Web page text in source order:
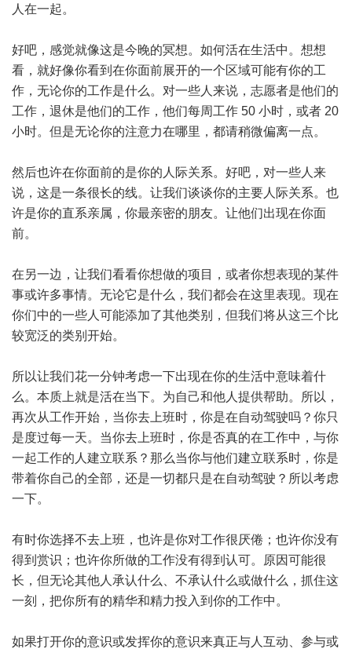
人在一起。
好吧，感觉就像这是今晚的冥想。如何活在生活中。想想
看，就好像你看到在你面前展开的一个区域可能有你的工
作，无论你的工作是什么。对一些人来说，志愿者是他们的
工作，退休是他们的工作，他们每周工作 50 小时，或者 20
小时。但是无论你的注意力在哪里，都请稍微偏离一点。
然后也许在你面前的是你的人际关系。好吧，对一些人来
说，这是一条很长的线。让我们谈谈你的主要人际关系。也
许是你的直系亲属，你最亲密的朋友。让他们出现在你面
前。
在另一边，让我们看看你想做的项目，或者你想表现的某件
事或许多事情。无论它是什么，我们都会在这里表现。现在
你们中的一些人可能添加了其他类别，但我们将从这三个比
较宽泛的类别开始。
所以让我们花一分钟考虑一下出现在你的生活中意味着什
么。本质上就是活在当下。为自己和他人提供帮助。所以，
再次从工作开始，当你去上班时，你是在自动驾驶吗？你只
是度过每一天。当你去上班时，你是否真的在工作中，与你
一起工作的人建立联系？那么当你与他们建立联系时，你是
带着你自己的全部，还是一切都只是在自动驾驶？所以考虑
一下。
有时你选择不去上班，也许是你对工作很厌倦；也许你没有
得到赏识；也许你所做的工作没有得到认可。原因可能很
长，但无论其他人承认什么、不承认什么或做什么，抓住这
一刻，把你所有的精华和精力投入到你的工作中。
如果打开你的意识或发挥你的意识来真正与人互动、参与或